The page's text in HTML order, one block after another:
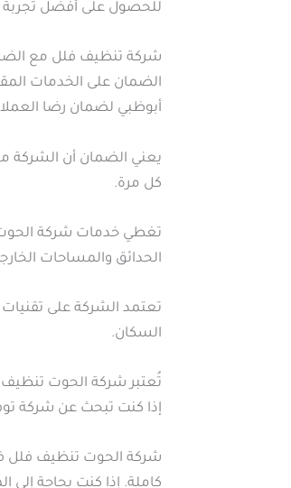
للحصول على أفضل
شركة تنظيف فلل مع
الضمان على الخدمات
أبوظبي لضمان رضا
يعني الضمان أن الشركة
كل مرة.
تغطي خدمات شركة الحوت
الحدائق والمساحات
تعتمد الشركة على
السكان.
تُعتبر شركة الحوت تنظيف
إذا كنت تبحث عن شركة
شركة الحوت تنظيف فلل
كاملة. إذا كنت بحاجة إلى